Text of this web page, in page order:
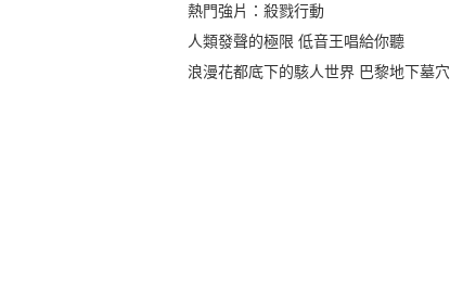
熱門強片：殺戮行動
人類發聲的極限 低音王唱給你聽
浪漫花都底下的駭人世界 巴黎地下墓穴